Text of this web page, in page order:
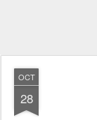
OCT
28